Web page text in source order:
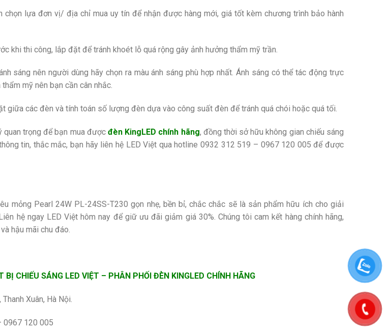
chọn lựa đơn vị/ địa chỉ mua uy tín để nhận được hàng mới, giá tốt kèm chương trình bảo hành
khi thi công, lắp đặt để tránh khoét lỗ quá rộng gây ảnh hưởng thẩm mỹ trần.
sáng nên người dùng hãy chọn ra màu ánh sáng phù hợp nhất. Ánh sáng có thể tác động trực
mỹ nên bạn cần cân nhắc.
giữa các đèn và tính toán số lượng đèn dựa vào công suất đèn để tránh quá chói hoặc quá tối.
quan trọng để bạn mua được đèn KingLED chính hãng, đồng thời sở hữu không gian chiếu sáng
tin, thắc mắc, bạn hãy liên hệ LED Việt qua hotline0932 312 519 – 0967 120 005để được
mỏng Pearl 24W PL-24SS-T230 gọn nhẹ, bền bỉ, chắc chắc sẽ là sản phẩm hữu ích cho giải
hệ ngay LED Việt hôm nay để giữ ưu đãi giảm giá 30%. Chúng tôi cam kết hàng chính hãng,
hậu mãi chu đáo.
BỊ CHIẾU SÁNG LED VIỆT – PHÂN PHỐI ĐÈN KINGLED CHÍNH HÃNG
Xuân, Hà Nội.
0967 120 005